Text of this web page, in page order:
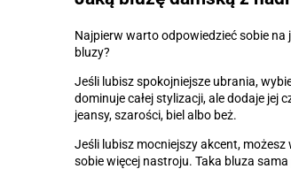
Najpierw warto odpowiedzieć sobie na
bluzy?
Jeśli lubisz spokojniejsze ubrania,
dominuje całej stylizacji, ale dodaje jej
jeansy, szarości, biel albo beż.
Jeśli lubisz mocniejszy akcent,
sobie więcej nastroju. Taka bluza